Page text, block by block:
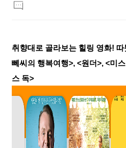
문
댓
글
취향대로 골라보는 힐링 영화! 따
뻬씨의 행복여행>, <원더>, <미
스 독>